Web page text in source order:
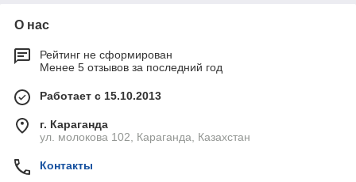
О нас
Рейтинг не сформирован
Менее 5 отзывов за последний год
Работает с 15.10.2013
г. Караганда
ул. молокова 102, Караганда, Казахстан
Контакты